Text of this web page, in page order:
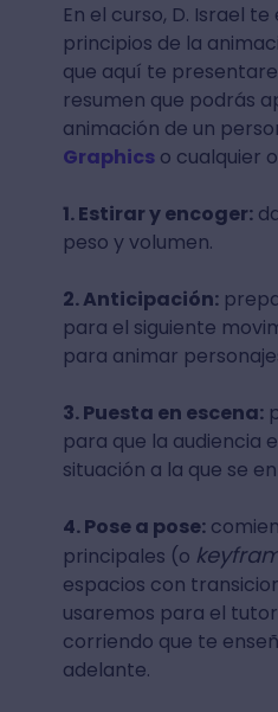
En el curso, D. Israel te
principios de la
que aquí te
resumen que podrás
animación de un
Graphicso cualquier
1. Estirar y encoger:
peso y volumen.
2. Anticipación:
para el siguiente
para animar
3. Puesta en escena:
para que la audiencia
situación a la que se
4. Pose a pose:
principales (o
espacios con
usaremos para el
corriendo que te
adelante.